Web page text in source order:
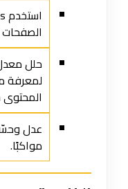
الصفحات
لمعرفة
المحتوى
عدل
مواكبًا.